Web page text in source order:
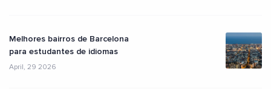
Melhores bairros de Barcelona
para estudantes de idiomas
April, 29 2026